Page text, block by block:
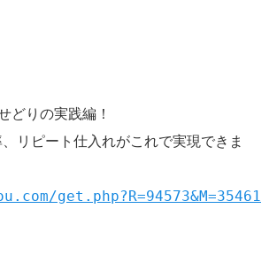
どりの実践編！
リピート仕入れがこれで実現できま
get.php?R=94573&M=35461